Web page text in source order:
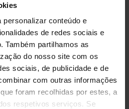
conteúdo e
de redes sociais e
Também partilhamos as
do nosso site com os
sociais, de publicidade e de
com outras informações
foram recolhidas por estes, a
respetivos serviços. Se
Portugal ou para um uso
oferece fiabilidade
comprar um
com a